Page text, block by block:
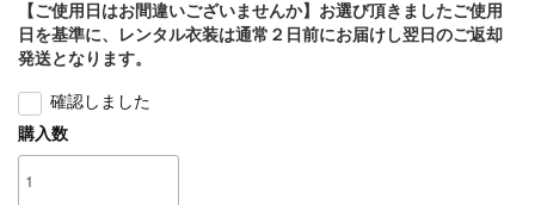
【ご使用日はお間違いございませんか】お選び頂きましたご使用
日を基準に、レンタル衣装は通常２日前にお届けし翌日のご返却
発送となります。
確認しました
購入数